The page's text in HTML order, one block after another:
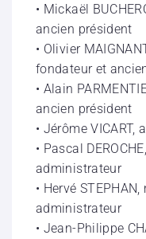
• Mickaël
ancien président
• Olivier
fondateur et
• Alain
ancien président
• Jérôme VICART,
• Pascal
administrateur
• Hervé
administrateur
• Jean-Philippe